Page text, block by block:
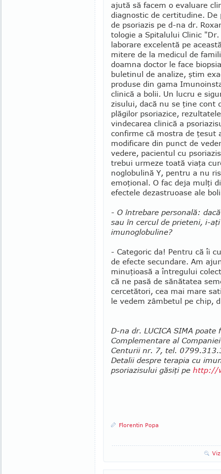
ajută să facem o evaluare
diagnostic de certitudine.
de psoriazis pe d-na dr.
tologie a Spitalu­lui Clinic
laborare excelen­tă pe
mitere de la me­dicul de
doamna doctor le face
buletinul de analize, ştim
produse din gama
clini­că a bolii. Un lucru e
zisului, dacă nu se ţine cont
plăgilor psoriazice,
vindecarea clinică a
confir­me că mostra de ţesut
modificare din punct de
vedere, pacientul cu
trebui urmeze toată viaţa
noglobulină Y, pentru a nu
emoţional. O fac deja mulţi
efectele dezastruoase ale
- O întrebare personală:
sau în cercul de prieteni, i-
imunoglobuline?
- Categoric da! Pentru că îi
de efec­te secundare. Am
minuţioasă a între­gului
că ne pasă de sănătatea
cercetători, cea mai mare
le vedem zâm­betul pe chip,
D-na dr. LUCICA SIMA
Complementare al
Centurii nr. 7, tel.
Detalii despre terapia cu
psoriazisului găsiţi pe http://
Florentin Popa